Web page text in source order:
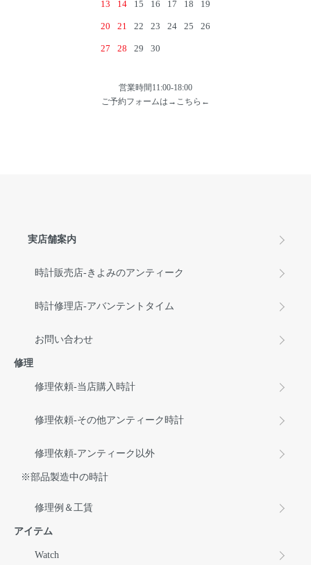
13 14 15 16 17 18 19
20 21 22 23 24 25 26
27 28 29 30
営業時間11:00-18:00
ご予約フォームは→ こちら ←
実店舗案内
時計販売店-きよみのアンティーク
時計修理店-アバンテントタイム
お問い合わせ
修理
修理依頼-当店購入時計
修理依頼-その他アンティーク時計
修理依頼-アンティーク以外
※部品製造中の時計
修理例＆工賃
アイテム
Watch